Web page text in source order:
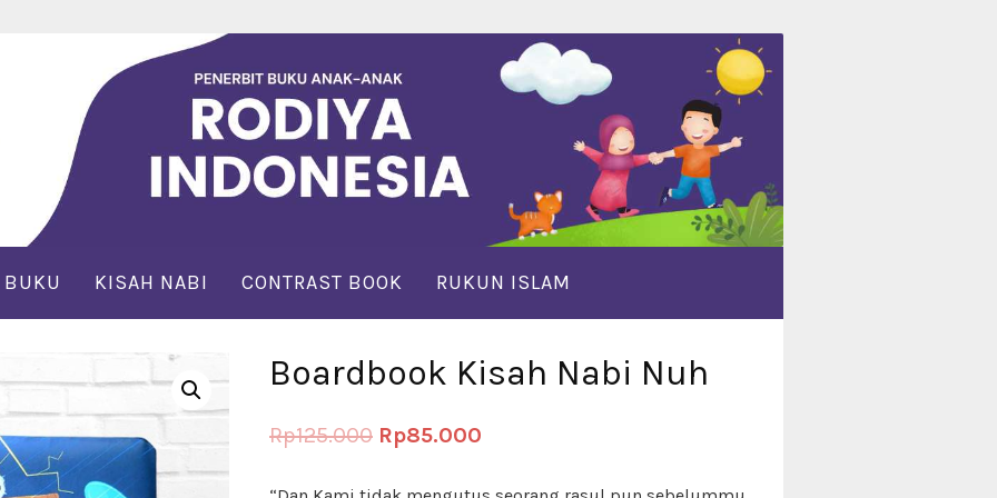
KISAH NABI CONTRAST BOOK RUKUN ISLAM
Boardbook Kisah Nabi Nuh
Rp125.000 Rp85.000